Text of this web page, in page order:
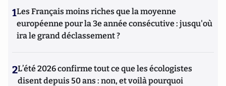
1Les Français moins riches que la moyenne
européenne pour la 3e année consécutive : jusqu'où
ira le grand déclassement ?
2L’été 2026 confirme tout ce que les écologistes
disent depuis 50 ans : non, et voilà pourquoi